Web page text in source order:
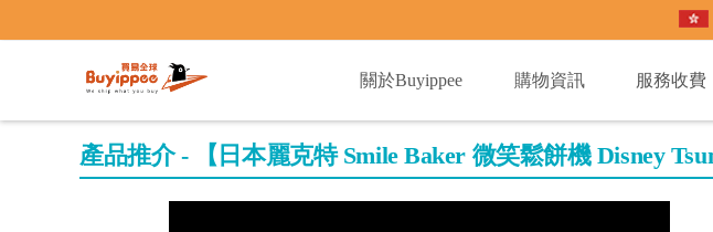
關於Buyippee
購物資訊 服務收費
產品推介 - 【日本麗克特 Smile Baker 微笑鬆餅機 Disney